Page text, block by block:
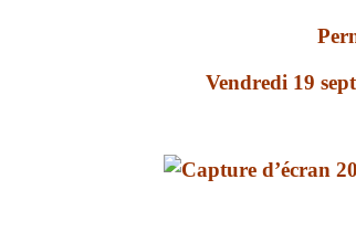
Vendredi 19